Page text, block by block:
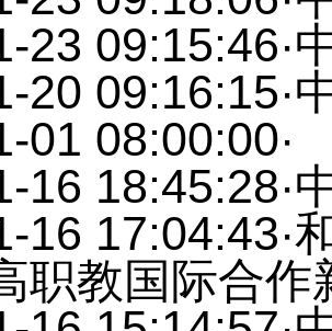
23 09:15:46·
20 09:16:15·
01 08:00:00·
16 18:45:28·
16 17:04:43·
职教国际合作